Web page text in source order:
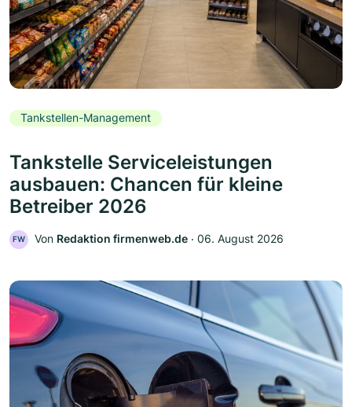
Tankstellen-Management
Tankstelle Serviceleistungen
ausbauen: Chancen für kleine
Betreiber 2026
FW Von Redaktion firmenweb.de ‧ 06. August 2026